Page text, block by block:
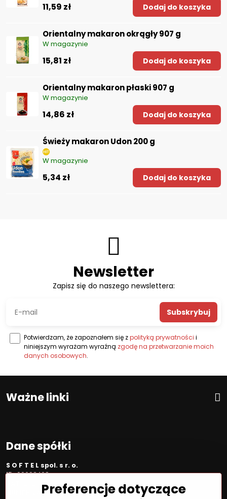
11,59 zł Dodaj do koszyka
Orientalny makaron okrągły 907 g
W magazynie
15,81 zł Dodaj do koszyka
Orientalny makaron płaski 907 g
W magazynie
14,86 zł Dodaj do koszyka
Świeży makaron Udon 200 g
W magazynie
5,34 zł Dodaj do koszyka
Newsletter
Zapisz się do naszego newslettera:
Subskrybuj
Potwierdzam, że zapoznałem się zpolityką prywatności i
niniejszym wyrażam wyraźną zgodę na przetwarzanie moich
danych osobowych.
Ważne linki
Dane spółki
S O F T E L spol. s r. o.
ID:00692468
2020450333
NUMER VAT:SK202045333
Preferencje dotyczące